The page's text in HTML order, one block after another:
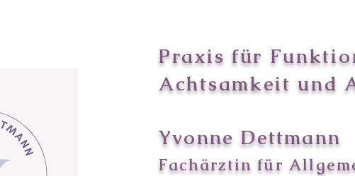
Praxis für
Achtsamkeit und
Yvonne Dettmann
Fachärztin für